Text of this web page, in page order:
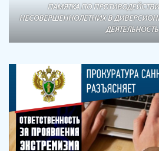
ПАМЯТКА ПО
НЕСОВЕРШЕННОЛЕТНИХ В
ДЕЯТЕЛЬНОСТЬ